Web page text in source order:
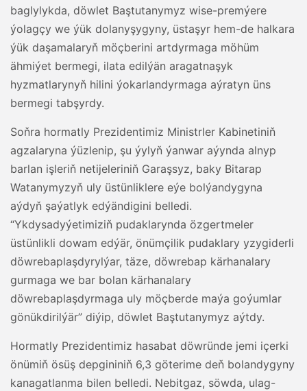
baglylykda, döwlet Baştutanymyz wise-premýere
ýolagçy we ýük dolanyşygyny, üstaşyr hem-de halkara
ýük daşamalaryň möçberini artdyrmaga möhüm
ähmiýet bermegi, ilata edilýän aragatnaşyk
hyzmatlarynyň hilini ýokarlandyrmaga aýratyn üns
bermegi tabşyrdy.
Soňra hormatly Prezidentimiz Ministrler Kabinetiniň
agzalaryna ýüzlenip, şu ýylyň ýanwar aýynda alnyp
barlan işleriň netijeleriniň Garaşsyz, baky Bitarap
Watanymyzyň uly üstünliklere eýe bolýandygyna
aýdyň şaýatlyk edýändigini belledi.
“Ykdysadyýetimiziň pudaklarynda özgertmeler
üstünlikli dowam edýär, önümçilik pudaklary yzygiderli
döwrebaplaşdyrylýar, täze, döwrebap kärhanalary
gurmaga we bar bolan kärhanalary
döwrebaplaşdyrmaga uly möçberde maýa goýumlar
gönükdirilýär” diýip, döwlet Baştutanymyz aýtdy.
Hormatly Prezidentimiz hasabat döwründe jemi içerki
önümiň ösüş depgininiň 6,3 göterime deň bolandygyny
kanagatlanma bilen belledi. Nebitgaz, söwda, ulag-